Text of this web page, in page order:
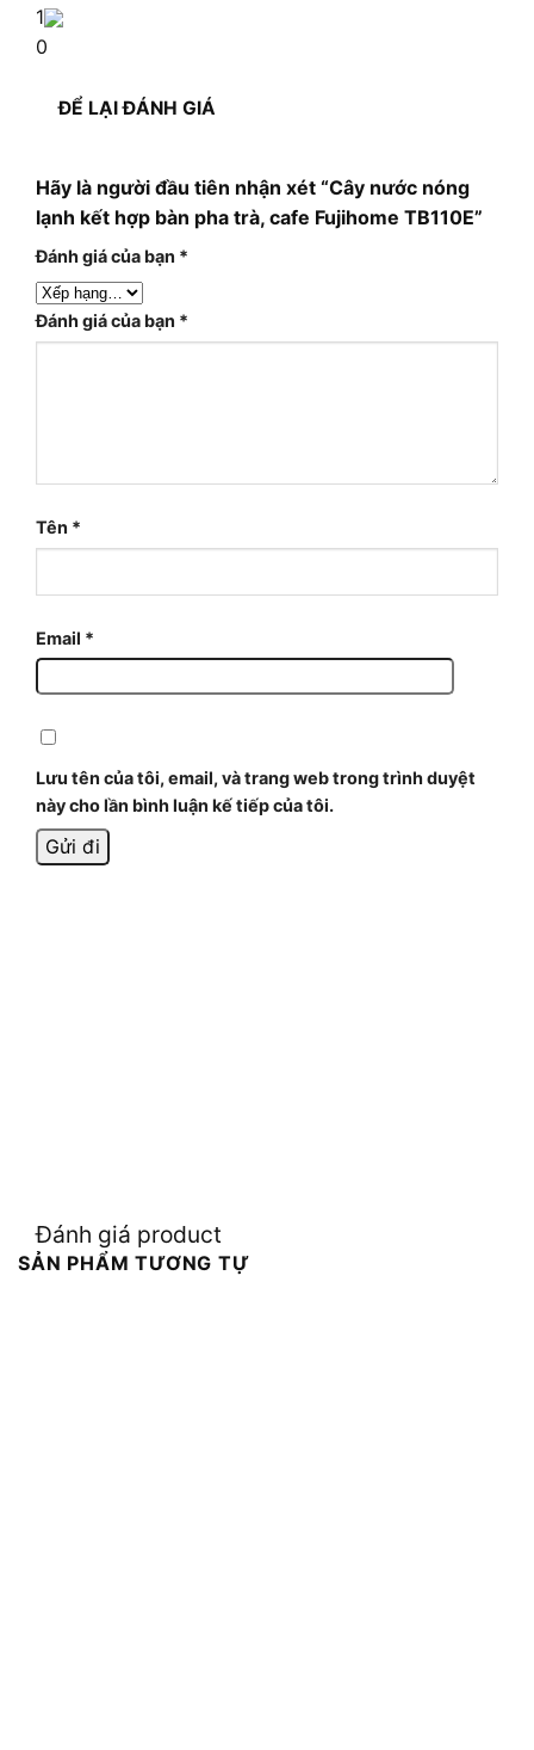
1
0
ĐỂ LẠI ĐÁNH GIÁ
Hãy là người đầu tiên nhận xét “Cây nước nóng
lạnh kết hợp bàn pha trà, cafe Fujihome TB110E”
Đánh giá của bạn *
Đánh giá của bạn *
Tên *
Email *
Lưu tên của tôi, email, và trang web trong trình duyệt
này cho lần bình luận kế tiếp của tôi.
Đánh giá product
SẢN PHẨM TƯƠNG TỰ